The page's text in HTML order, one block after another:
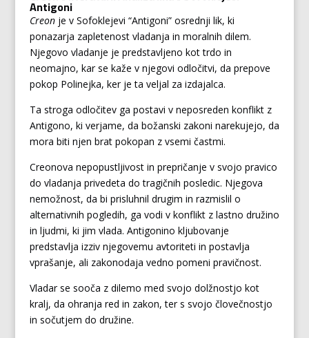
Antigoni
Creonje v Sofoklejevi “Antigoni” osrednji lik, ki
ponazarja zapletenost vladanja in moralnih dilem.
Njegovo vladanje je predstavljeno kot trdo in
neomajno, kar se kaže v njegovi odločitvi, da prepove
pokop Polinejka, ker je ta veljal za izdajalca.
Ta stroga odločitev ga postavi v neposreden konflikt z
Antigono, ki verjame, da božanski zakoni narekujejo, da
mora biti njen brat pokopan z vsemi častmi.
Creonova nepopustljivost in prepričanje v svojo pravico
do vladanja privedeta do tragičnih posledic. Njegova
nemožnost, da bi prisluhnil drugim in razmislil o
alternativnih pogledih, ga vodi v konflikt z lastno družino
in ljudmi, ki jim vlada. Antigonino kljubovanje
predstavlja izziv njegovemu avtoriteti in postavlja
vprašanje, ali zakonodaja vedno pomeni pravičnost.
Vladar se sooča z dilemo med svojo dolžnostjo kot
kralj, da ohranja red in zakon, ter s svojo človečnostjo
in sočutjem do družine.